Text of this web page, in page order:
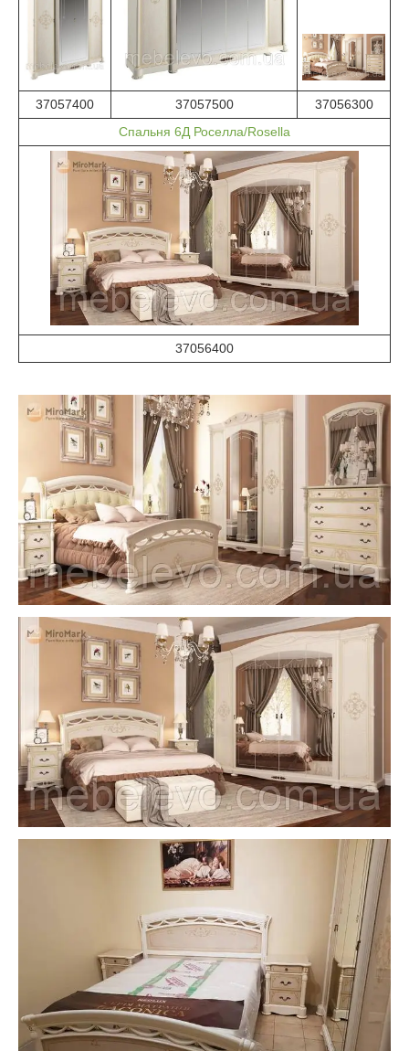
37057400 37057500
37056300
Спальня 6Д Роселла/Rosella
37056400